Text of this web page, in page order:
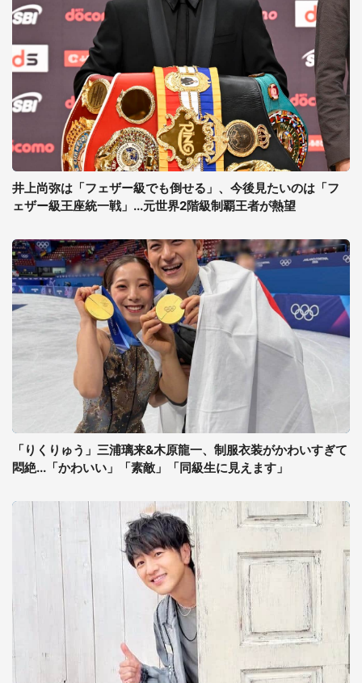
井上尚弥は「フェザー級でも倒せる」、今後見たいのは「フ
ェザー級王座統一戦」...元世界2階級制覇王者が熱望
「りくりゅう」三浦璃来&木原龍一、制服衣装がかわいすぎて
悶絶...「かわいい」「素敵」「同級生に見えます」